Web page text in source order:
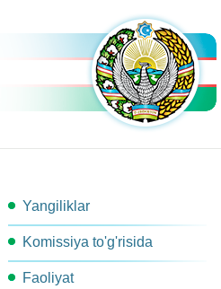
Yangiliklar
Komissiya to'g'risida
Komissiya tarkibi
Faoliyat